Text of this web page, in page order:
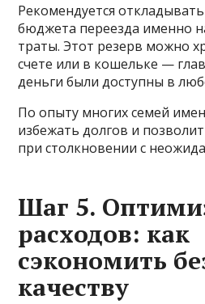
Рекомендуется
бюджета переезда именно
траты. Этот резерв можно
счете или в кошельке —
деньги были доступны в
По опыту многих семей
избежать долгов и
при столкновении с
Шаг 5.
расходов: как
сэкономить
качеству